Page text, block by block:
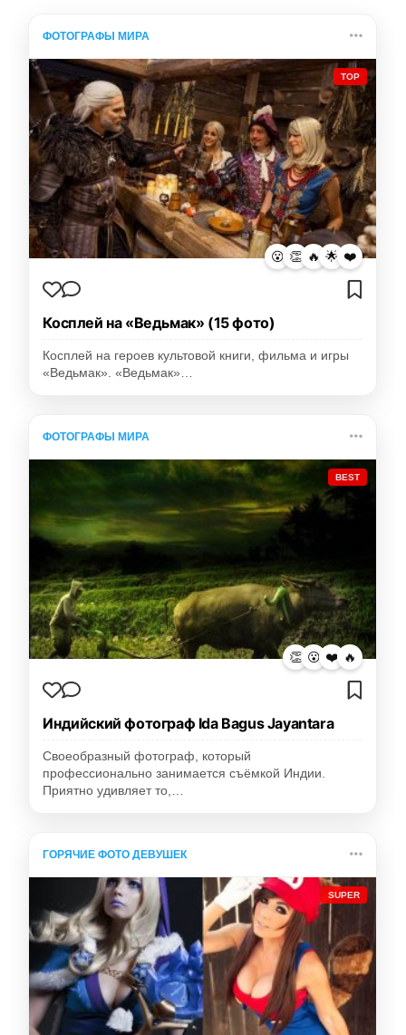
ФОТОГРАФЫ МИРА
TOP
😮 👏 🔥 🌟 ❤️
Косплей на «Ведьмак» (15 фото)
Косплей на героев культовой книги, фильма и игры
«Ведьмак». «Ведьмак»…
ФОТОГРАФЫ МИРА
BEST
👏 😮 ❤️ 🔥
Индийский фотограф Ida Bagus Jayantara
Своеобразный фотограф, который
профессионально занимается съёмкой Индии.
Приятно удивляет то,…
ГОРЯЧИЕ ФОТО ДЕВУШЕК
SUPER